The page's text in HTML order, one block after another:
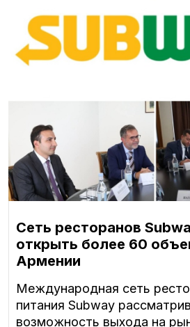
Сеть ресторанов
открыть более 60
Армении
Международная сеть
питания Subway
возможность выхода на